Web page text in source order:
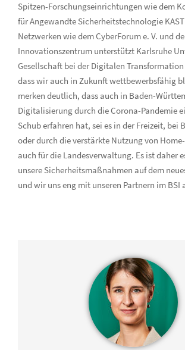
Spitzen-Forschungseinrichtungen wie dem
für Angewandte Sicherheitstechnologie
Netzwerken wie dem CyberForum e. V. und
Innovationszentrum unterstützt Karlsruhe
Gesellschaft bei der Digitalen
dass wir auch in Zukunft wettbewerbsfähig
merken deutlich, dass auch in Baden-
Digitalisierung durch die Corona-Pandemie
Schub erfahren hat, sei es in der Freizeit, bei
oder durch die verstärkte Nutzung von
auch für die Landesverwaltung. Es ist daher
unsere Sicherheitsmaßnahmen auf dem
und wir uns eng mit unseren Partnern im BSI